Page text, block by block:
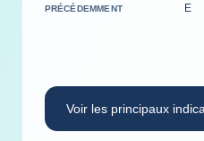
PRÉCÉDEMMENT E
Voir les principaux